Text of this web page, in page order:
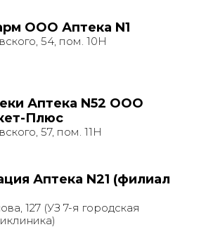
ООО Аптека N1
54, пом. 10Н
Аптека N52 ООО
Плюс
57, пом. 11Н
Аптека N21 (филиал
127 (УЗ 7-я городская